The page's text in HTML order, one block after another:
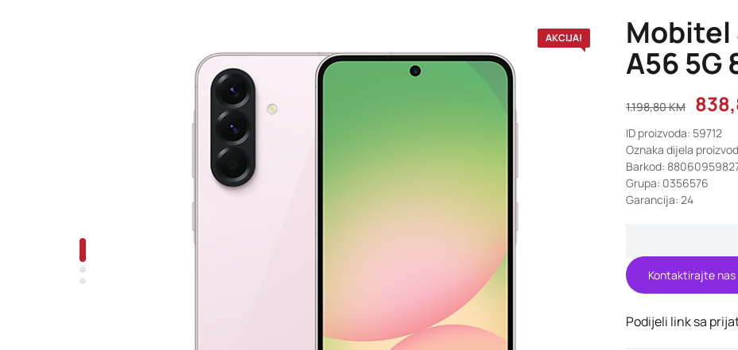
AKCIJA! Mobitel
A56 5G
1.198,80KM
ID proizvoda: 59712
Oznaka dijela
Barkod:
Grupa: 0356576
Garancija: 24
Kontaktirajte nas
Podijeli link sa